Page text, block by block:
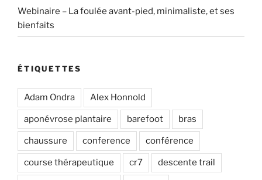
Webinaire – La foulée avant-pied, minimaliste, et ses
bienfaits
ÉTIQUETTES
Adam Ondra Alex Honnold
aponévrose plantaire barefoot bras
chaussure conference conférence
course thérapeutique cr7 descente trail